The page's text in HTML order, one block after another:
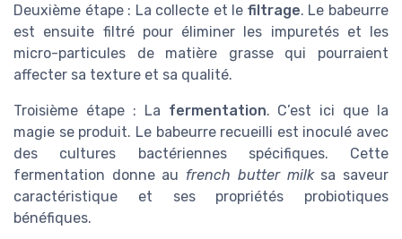
Deuxième étape : La collecte et le filtrage. Le babeurre
est ensuite filtré pour éliminer les impuretés et les
micro-particules de matière grasse qui pourraient
affecter sa texture et sa qualité.
Troisième étape : La fermentation. C’est ici que la
magie se produit. Le babeurre recueilli est inoculé avec
des cultures bactériennes spécifiques. Cette
fermentation donne au french butter milksa saveur
caractéristique et ses propriétés probiotiques
bénéfiques.